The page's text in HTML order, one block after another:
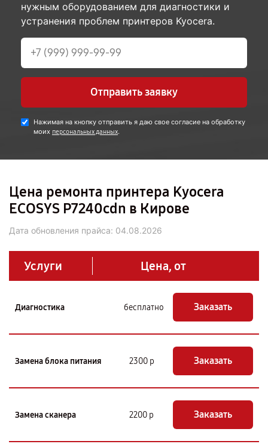
нужным оборудованием для диагностики и
устранения проблем принтеров Kyocera.
Отправить заявку
Нажимая на кнопку отправить я даю свое согласие на обработку
моих персональных данных.
Цена ремонта принтера Kyocera
ECOSYS P7240cdn в Кирове
Дата обновления прайса: 04.08.2026
Услуги Цена, от
Диагностика бесплатно Заказать
Замена блока питания 2300 р Заказать
Замена сканера 2200 р Заказать